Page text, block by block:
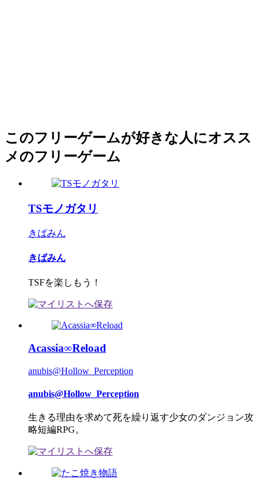
このフリーゲームが好きな人にオスス
メのフリーゲーム
TSモノガタリ
きばみん
きばみん
TSFを楽しもう！
Acassia∞Reload
anubis@Hollow_Perception
anubis@Hollow_Perception
生きる理由を求めて死を繰り返す少女のダンジョン攻
略短編RPG。